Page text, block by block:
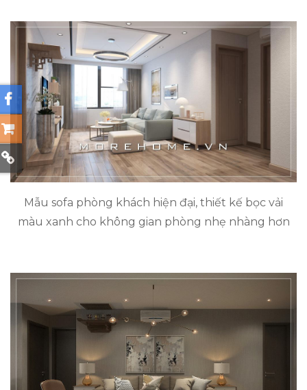
Mẫu sofa phòng khách hiện đại, thiết kế bọc vải
màu xanh cho không gian phòng nhẹ nhàng hơn